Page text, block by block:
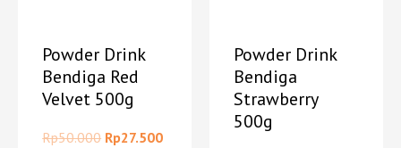
Powder Drink
Bendiga Red
Velvet 500g
Rp50.000 Rp27.500
Powder Drink
Bendiga
Strawberry
500g